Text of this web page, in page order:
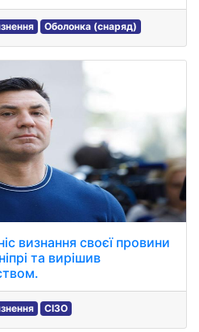
Оболонка (снаряд)
визнання своєї провини
та вирішив
СІЗО